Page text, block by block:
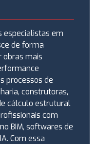
especialistas em
de forma
obras mais
processos de
construtoras,
cálculo estrutural
com
BIM, softwares de
Com essa